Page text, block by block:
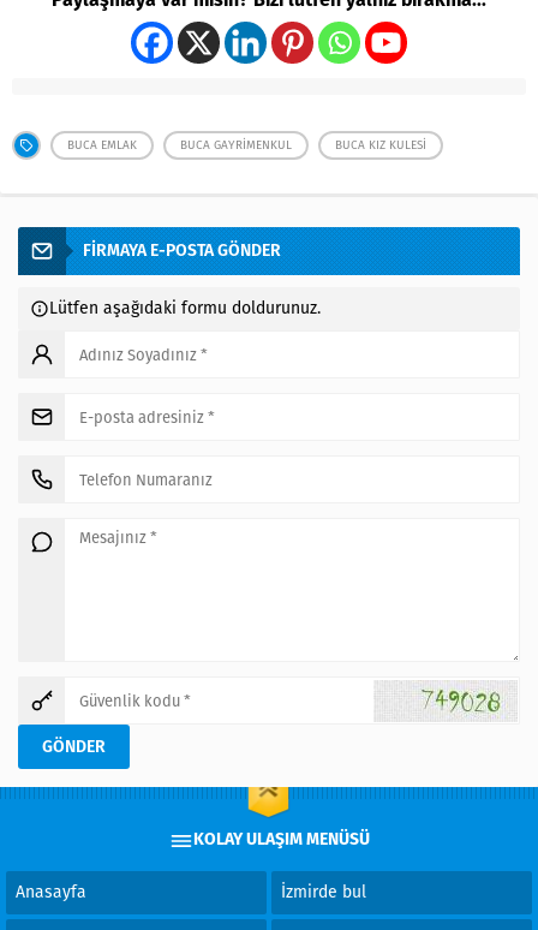
BUCA EMLAK BUCA GAYRIMENKUL BUCA KIZ KULESI
FİRMAYA E-POSTA GÖNDER
Lütfen aşağıdaki formu doldurunuz.
KOLAY ULAŞIM MENÜSÜ
Anasayfa İzmirde bul